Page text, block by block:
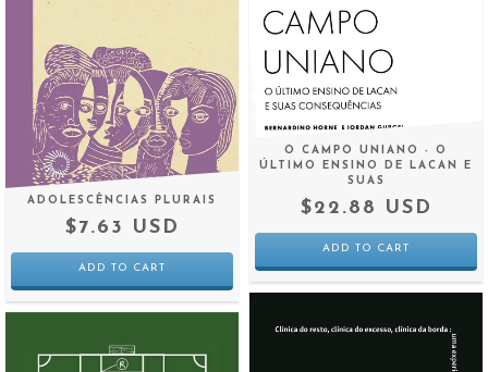
ADOLESCÊNCIAS PLURAIS
$7.63 USD
O CAMPO UNIANO - O
ÚLTIMO ENSINO DE LACAN E
SUAS
$22.88 USD